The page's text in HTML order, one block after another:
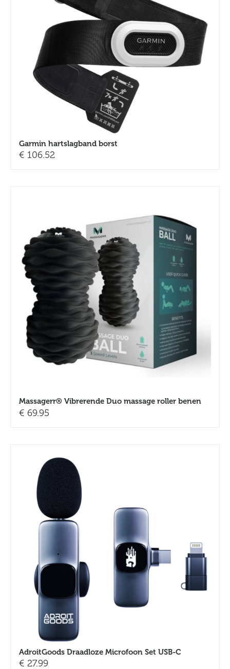
Garmin hartslagband borst
€ 106.52
Massagerr® Vibrerende Duo massage roller benen
€ 69.95
AdroitGoods Draadloze Microfoon Set USB-C
€ 27.99